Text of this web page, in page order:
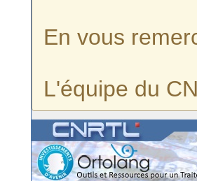
En vous
L'équipe du